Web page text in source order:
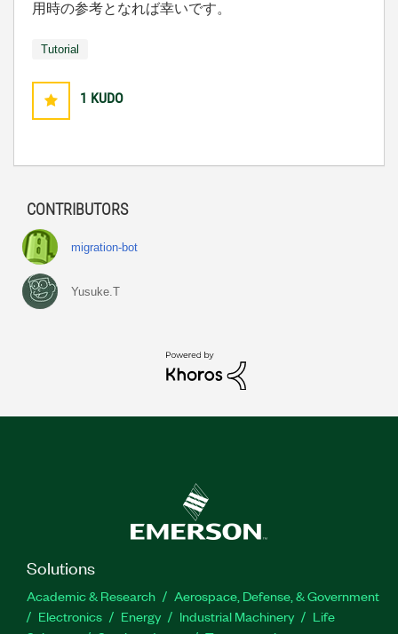
用時の参考となれば幸いです。
Tutorial
1 KUDO
CONTRIBUTORS
migration-bot
Yusuke.T
Solutions
Academic & Research
Aerospace, Defense, & Government
Electronics
Energy Industrial Machinery
Life